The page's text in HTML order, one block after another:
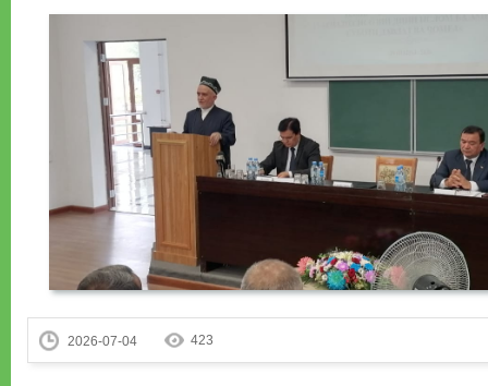
2026-07-04 423